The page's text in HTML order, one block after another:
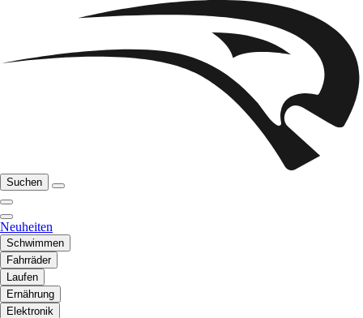
Suchen
Neuheiten
Schwimmen
Fahrräder
Laufen
Ernährung
Elektronik